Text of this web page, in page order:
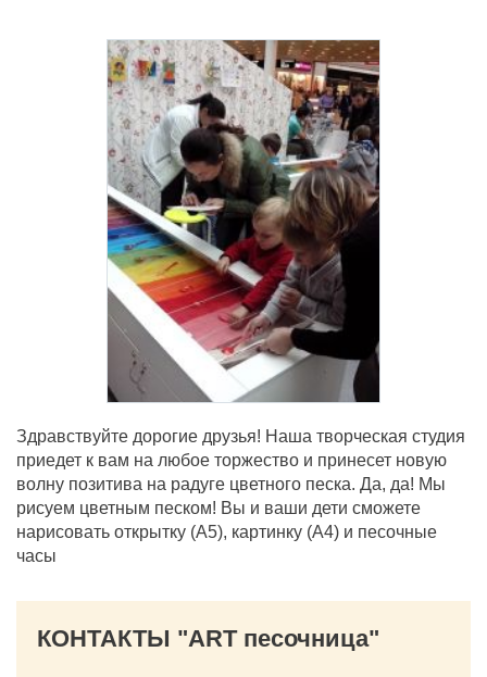
Здравствуйте дорогие друзья! Наша творческая студия
приедет к вам на любое торжество и принесет новую
волну позитива на радуге цветного песка. Да, да! Мы
рисуем цветным песком! Вы и ваши дети сможете
нарисовать открытку (А5), картинку (А4) и песочные
часы
КОНТАКТЫ "АRT песочница"